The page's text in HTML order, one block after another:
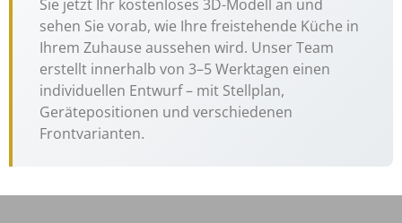
Sie jetzt Ihr kostenloses 3D-Modell an und
sehen Sie vorab, wie Ihre freistehende Küche in
Ihrem Zuhause aussehen wird. Unser Team
erstellt innerhalb von 3–5 Werktagen einen
individuellen Entwurf – mit Stellplan,
Gerätepositionen und verschiedenen
Frontvarianten.